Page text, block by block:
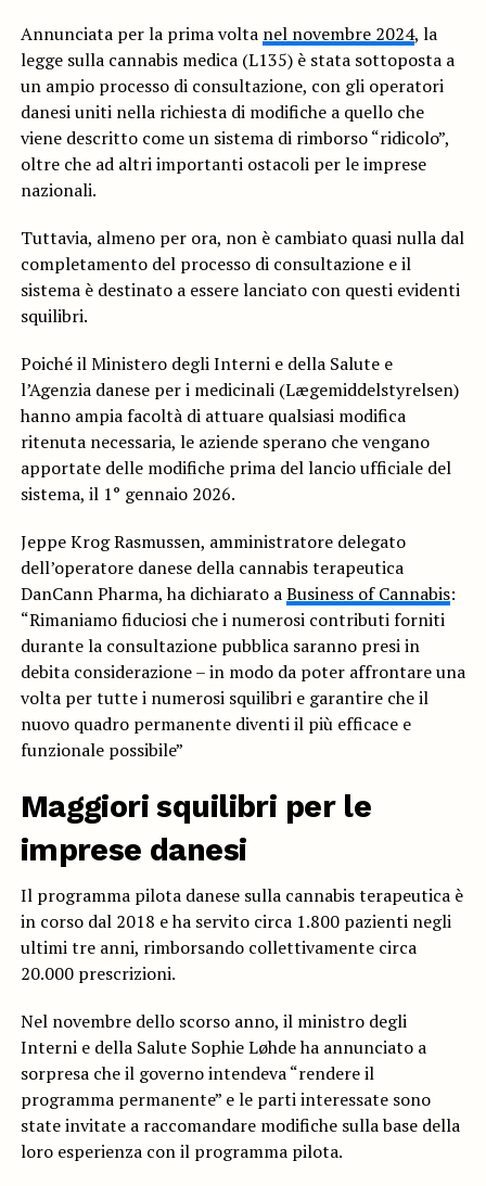
Annunciata per la prima volta nel novembre 2024, la
legge sulla cannabis medica (L135) è stata sottoposta a
un ampio processo di consultazione, con gli operatori
danesi uniti nella richiesta di modifiche a quello che
viene descritto come un sistema di rimborso “ridicolo”,
oltre che ad altri importanti ostacoli per le imprese
nazionali.
Tuttavia, almeno per ora, non è cambiato quasi nulla dal
completamento del processo di consultazione e il
sistema è destinato a essere lanciato con questi evidenti
squilibri.
Poiché il Ministero degli Interni e della Salute e
l’Agenzia danese per i medicinali (Lægemiddelstyrelsen)
hanno ampia facoltà di attuare qualsiasi modifica
ritenuta necessaria, le aziende sperano che vengano
apportate delle modifiche prima del lancio ufficiale del
sistema, il 1° gennaio 2026.
Jeppe Krog Rasmussen, amministratore delegato
dell’operatore danese della cannabis terapeutica
DanCann Pharma, ha dichiarato aBusiness of Cannabis:
“Rimaniamo fiduciosi che i numerosi contributi forniti
durante la consultazione pubblica saranno presi in
debita considerazione – in modo da poter affrontare una
volta per tutte i numerosi squilibri e garantire che il
nuovo quadro permanente diventi il più efficace e
funzionale possibile”
Maggiori squilibri per le
imprese danesi
Il programma pilota danese sulla cannabis terapeutica è
in corso dal 2018 e ha servito circa 1.800 pazienti negli
ultimi tre anni, rimborsando collettivamente circa
20.000 prescrizioni.
Nel novembre dello scorso anno, il ministro degli
Interni e della Salute Sophie Løhde ha annunciato a
sorpresa che il governo intendeva “rendere il
programma permanente” e le parti interessate sono
state invitate a raccomandare modifiche sulla base della
loro esperienza con il programma pilota.